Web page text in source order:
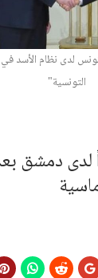
لدى نظام الأسد
التونسية"